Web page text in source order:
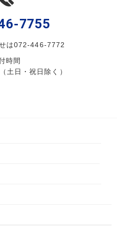
7755
は072-446-7772
時間
土日・祝日除く）